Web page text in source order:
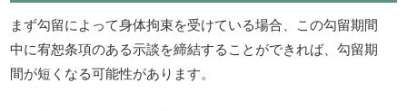
まず勾留によって身体拘束を受けている場合、この勾留期間
中に宥恕条項のある示談を締結することができれば、勾留期
間が短くなる可能性があります。